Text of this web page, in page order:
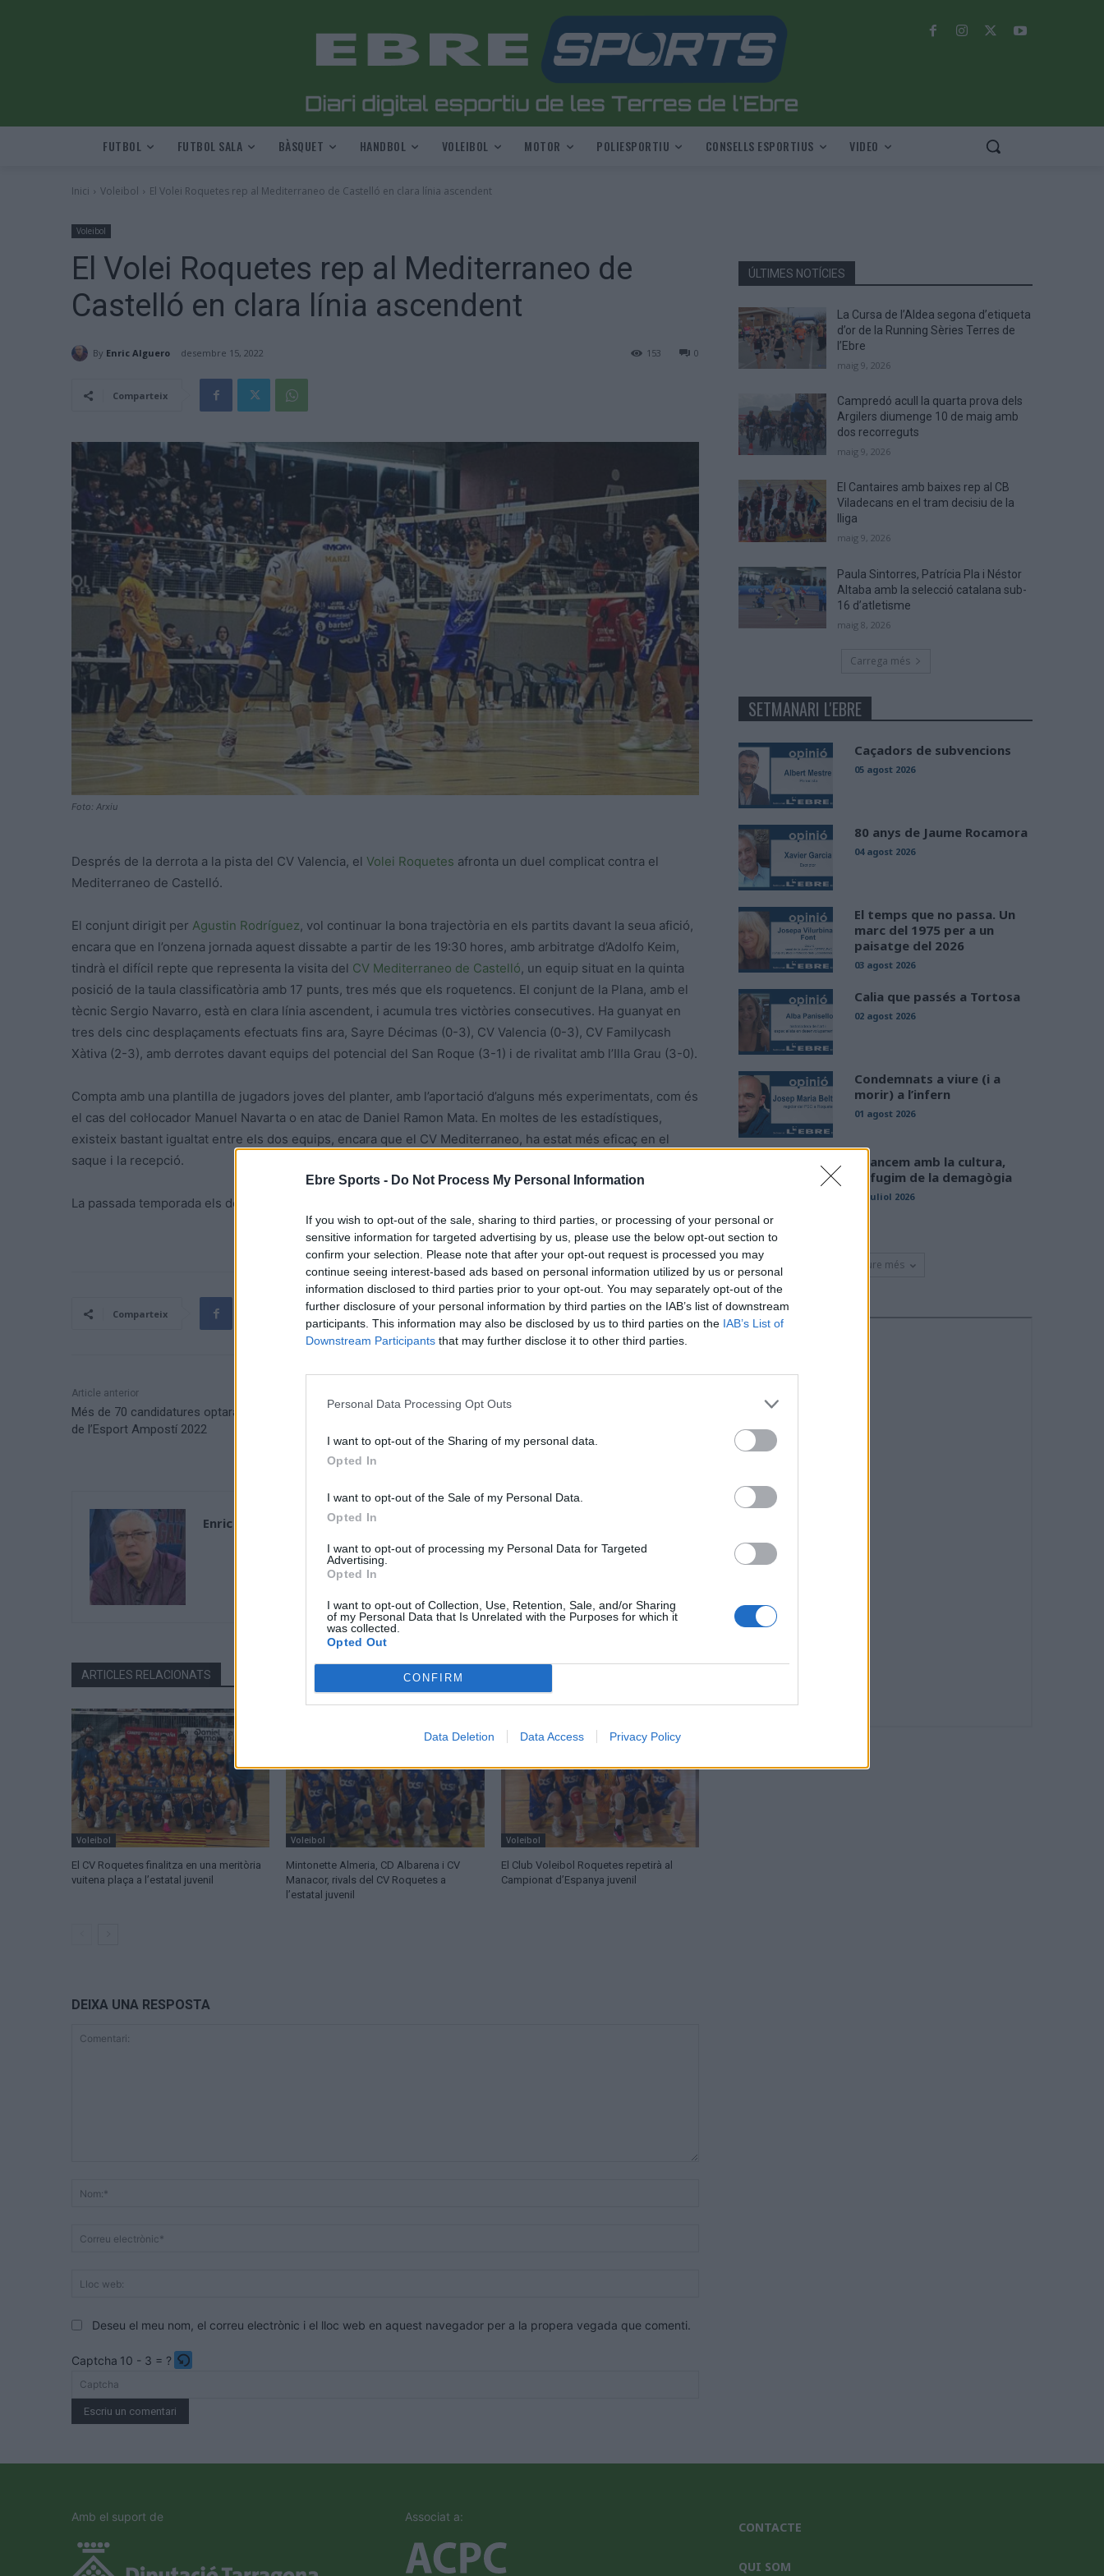
Ebre Sports - Do Not Process My Personal Information
If you wish to opt-out of the sale, sharing to third parties, or processing of your personal or
sensitive information for targeted advertising by us, please use the below opt-out section to
confirm your selection. Please note that after your opt-out request is processed you may
continue seeing interest-based ads based on personal information utilized by us or personal
information disclosed to third parties prior to your opt-out. You may separately opt-out of the
further disclosure of your personal information by third parties on the IAB’s list of downstream
participants. This information may also be disclosed by us to third parties on the IAB’s List of
Downstream Participants that may further disclose it to other third parties.
Personal Data Processing Opt Outs
I want to opt-out of the Sharing of my personal data.
Opted In
I want to opt-out of the Sale of my Personal Data.
Opted In
I want to opt-out of processing my Personal Data for Targeted
Advertising.
Opted In
I want to opt-out of Collection, Use, Retention, Sale, and/or Sharing
of my Personal Data that Is Unrelated with the Purposes for which it
was collected.
Opted Out
CONFIRM
Data Deletion Data Access Privacy Policy
FUTBOL FUTBOL SALA BÀSQUET HANDBOL VOLEIBOL MOTOR POLIESPORTIU CONSELLS ESPORTIUS VIDEO
Inici Voleibol El Volei Roquetes rep al Mediterraneo de Castelló en clara línia ascendent
Voleibol
El Volei Roquetes rep al Mediterraneo de
Castelló en clara línia ascendent
By Enric Alguero desembre 15, 2022 0
153
Comparteix
Foto: Arxiu
Després de la derrota a la pista del CV Valencia, el Volei Roquetes afronta un duel complicat contra el
Mediterraneo de Castelló.
El conjunt dirigit per Agustin Rodríguez, vol continuar la bona trajectòria en els partits davant la seua afició,
encara que en l’onzena jornada aquest dissabte a partir de les 19:30 hores, amb arbitratge d’Adolfo Keim,
tindrà el difícil repte que representa la visita del CV Mediterraneo de Castelló, un equip situat en la quinta
posició de la taula classificatòria amb 17 punts, tres més que els roquetencs. El conjunt de la Plana, amb el
tècnic Sergio Navarro, està en clara línia ascendent, i acumula tres victòries consecutives. Ha guanyat en
tres dels cinc desplaçaments efectuats fins ara, Sayre Décimas (0-3), CV Valencia (0-3), CV Familycash
Xàtiva (2-3), amb derrotes davant equips del potencial del San Roque (3-1) i de rivalitat amb l’Illa Grau (3-0).
Compta amb una plantilla de jugadors joves del planter, amb l’aportació d’alguns més experimentats, com és
el cas del col·locador Manuel Navarta o en atac de Daniel Ramon Mata. En moltes de les estadístiques,
existeix bastant igualtat entre els dos equips, encara que el CV Mediterraneo, ha estat més eficaç en el
saque i la recepció.
La passada temporada els dos enfrontaments van acabar amb el triomf local, per idèntic resultat de 3-1.
Comparteix
Article anterior
Més de 70 candidatures optaran als premis de la Gala
de l’Esport Ampostí 2022
La Gala de l’Esport de les Terres de l’Ebre 2022 premia
Enric Alguero
ARTICLES RELACIONATS
Voleibol
El CV Roquetes finalitza en una meritòria
vuitena plaça a l’estatal juvenil
Voleibol
Mintonette Almeria, CD Albarena i CV
Manacor, rivals del CV Roquetes a
l’estatal juvenil
Voleibol
El Club Voleibol Roquetes repetirà al
Campionat d’Espanya juvenil
DEIXA UNA RESPOSTA
Deseu el meu nom, el correu electrònic i el lloc web en aquest navegador per a la propera vegada que comenti.
Captcha 10 - 3 = ?
Please
enter
the
to
verify
ÚLTIMES NOTÍCIES
La Cursa de l’Aldea segona d’etiqueta
d’or de la Running Sèries Terres de
l’Ebre
maig 9, 2026
Campredó acull la quarta prova dels
Argilers diumenge 10 de maig amb
dos recorreguts
maig 9, 2026
El Cantaires amb baixes rep al CB
Viladecans en el tram decisiu de la
lliga
maig 9, 2026
Paula Sintorres, Patrícia Pla i Néstor
Altaba amb la selecció catalana sub-
16 d’atletisme
maig 8, 2026
Carrega més
SETMANARI L'EBRE
Caçadors de subvencions
05 agost 2026
80 anys de Jaume Rocamora
04 agost 2026
El temps que no passa. Un
marc del 1975 per a un
paisatge del 2026
03 agost 2026
Calia que passés a Tortosa
02 agost 2026
Condemnats a viure (i a
morir) a l’infern
01 agost 2026
Avancem amb la cultura,
defugim de la demagògia
31 juliol 2026
Veure més
Amb el suport de Associat a:
CONTACTE
QUI SOM